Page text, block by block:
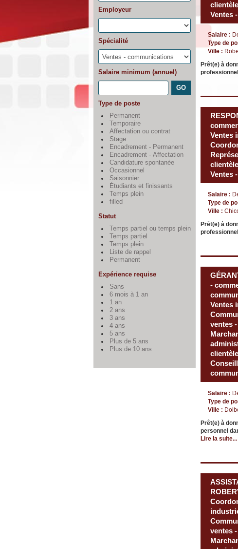
Employeur
Spécialité
Salaire minimum (annuel)
Type de poste
Permanent
Temporaire
Affectation ou contrat
Stage
Encadrement - Permanent
Encadrement - Affectation
Candidature spontanée
Occasionnel
Saisonnier
Étudiants et finissants
Temps plein
filled
Statut
Temps partiel ou temps plein
Temps partiel
Temps plein
Liste de rappel
Permanent
Expérience requise
Sans
6 mois à 1 an
1 an
2 ans
3 ans
4 ans
5 ans
Plus de 5 ans
Plus de 10 ans
Ventes
Salaire :
Type de
Ville :
Prêt(e) à
Ventes
Ventes
Salaire :
Type de
Ville :
Prêt(e) à
-
Ventes
ventes
Salaire :
Type de
Ville :
Prêt(e) à
personnel
Lire la suite...
ventes